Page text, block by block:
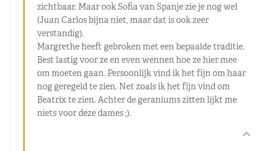
zichtbaar. Maar ook Sofia van Spanje zie je nog wel
(Juan Carlos bijna niet, maar dat is ook zeer
verstandig).
Margrethe heeft gebroken met een bepaalde traditie.
Best lastig voor ze en even wennen hoe ze hier mee
om moeten gaan. Persoonlijk vind ik het fijn om haar
nog geregeld te zien. Net zoals ik het fijn vind om
Beatrix te zien. Achter de geraniums zitten lijkt me
niets voor deze dames ;).